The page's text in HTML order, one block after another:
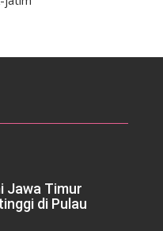
Jawa Timur
di Pulau